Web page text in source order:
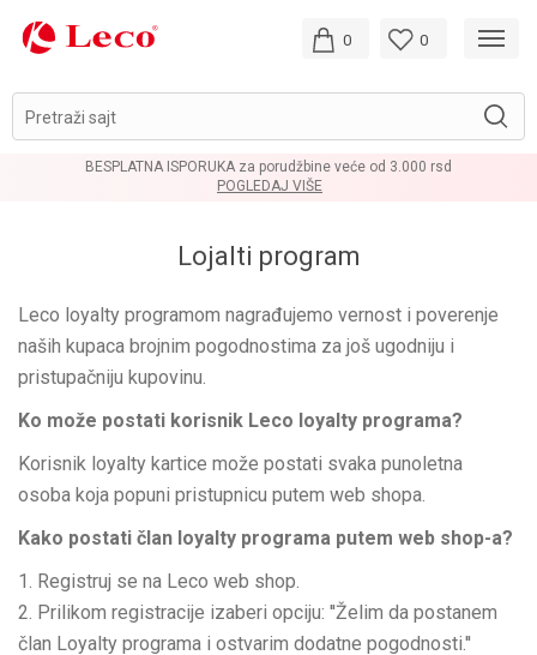
Pretraži sajt
0 0
BESPLATNA ISPORUKA za porudžbine veće od 3.000 rsd
POGLEDAJ VIŠE
Lojalti program
Leco loyalty programom nagrađujemo vernost i poverenje
naših kupaca brojnim pogodnostima za još ugodniju i
pristupačniju kupovinu.
Ko može postati korisnik Leco loyalty programa?
Korisnik loyalty kartice može postati svaka punoletna
osoba koja popuni pristupnicu putem web shopa.
Kako postati član loyalty programa putem web shop-a?
Registruj se na Leco web shop.
Prilikom registracije izaberi opciju: ''Želim da postanem
član Loyalty programa i ostvarim dodatne pogodnosti.''